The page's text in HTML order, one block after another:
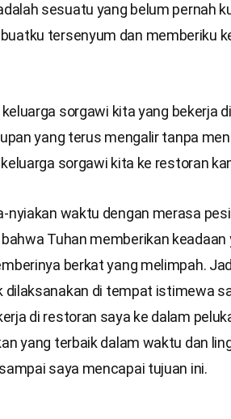
sesuatu yang belum pernah
tersenyum dan memberiku
sorgawi kita yang bekerja
yang terus mengalir tanpa
sorgawi kita ke restoran
nyiakan waktu dengan merasa
Tuhan memberikan
berkat yang melimpah.
di tempat istimewa
di restoran saya ke dalam
yang terbaik dalam waktu dan
saya mencapai tujuan ini.